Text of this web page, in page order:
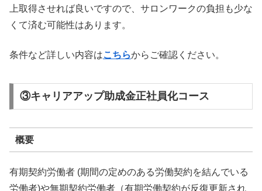
上取得させれば良いですので、サロンワークの負担も少な
くて済む可能性はあります。
条件など詳しい内容はこちらからご確認ください。
③キャリアアップ助成金正社員化コース
概要
有期契約労働者 (期間の定めのある労働契約を結んでいる
労働者)や無期契約労働者（有期労働契約が反復更新され